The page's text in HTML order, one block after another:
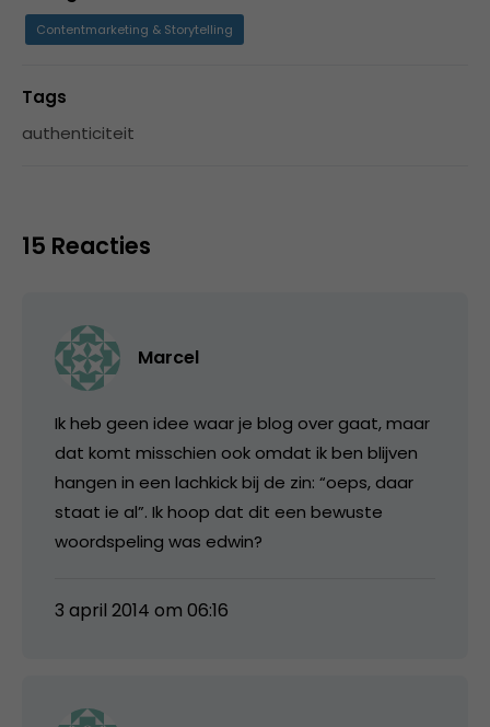
Contentmarketing & Storytelling
Tags
authenticiteit
15 Reacties
Marcel
Ik heb geen idee waar je blog over gaat, maar
dat komt misschien ook omdat ik ben blijven
hangen in een lachkick bij de zin: “oeps, daar
staat ie al”. Ik hoop dat dit een bewuste
woordspeling was edwin?
3 april 2014 om 06:16